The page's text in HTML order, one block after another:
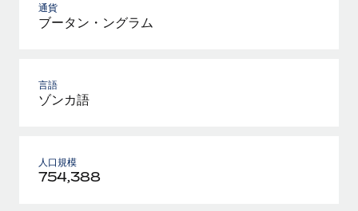
通貨
ブータン・ングラム
言語
ゾンカ語
人口規模
754,388